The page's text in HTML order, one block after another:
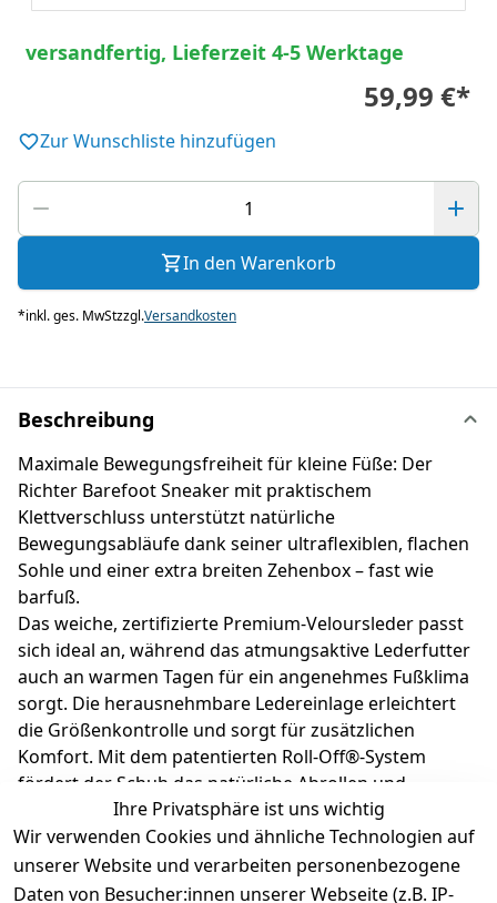
versandfertig, Lieferzeit 4-5 Werktage
59,99 €*
Zur Wunschliste hinzufügen
In den Warenkorb
*inkl. ges. MwStzzgl.Versandkosten
Beschreibung
Maximale Bewegungsfreiheit für kleine Füße: Der
Richter Barefoot Sneaker mit praktischem
Klettverschluss unterstützt natürliche
Bewegungsabläufe dank seiner ultraflexiblen, flachen
Sohle und einer extra breiten Zehenbox – fast wie
barfuß.
Das weiche, zertifizierte Premium-Veloursleder passt
sich ideal an, während das atmungsaktive Lederfutter
auch an warmen Tagen für ein angenehmes Fußklima
sorgt. Die herausnehmbare Ledereinlage erleichtert
die Größenkontrolle und sorgt für zusätzlichen
Komfort. Mit dem patentierten Roll-Off®-System
fördert der Schuh das natürliche Abrollen und
gesunde Wachstum junger Füße – ideal für erste
Schritte und aktive Abenteuer. Richter Kinderschuhe -
Kids shoes since 1893.
Ihre Privatsphäre ist uns wichtig
Wir verwenden Cookies und ähnliche Technologien auf
unserer Website und verarbeiten personenbezogene
Daten von Besucher:innen unserer Webseite (z.B. IP-